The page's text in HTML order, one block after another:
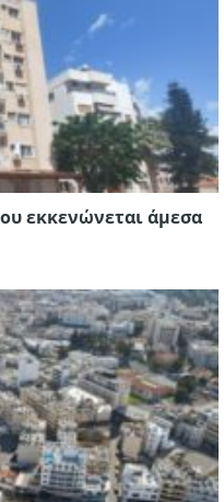
εκκενώνεται άμεσα